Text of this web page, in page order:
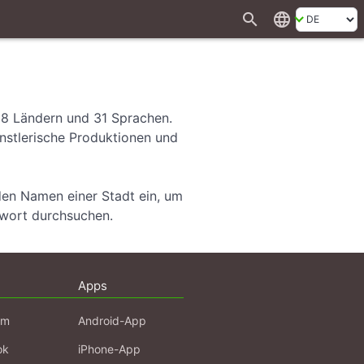
search language
Ländern und 31 Sprachen.
Produktionen und
Namen einer Stadt ein, um
durchsuchen.
Apps
Android-App
iPhone-App